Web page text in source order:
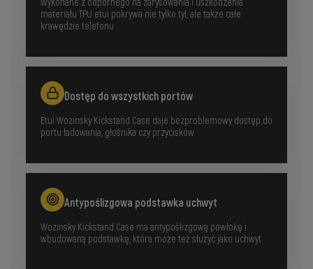
materiału TPU etui pokrywa nie tylko tył, ale także całe
krawędzie telefonu
Dostęp do wszystkich portów
Etui Wozinsky Kickstand Case daje bezproblemowy dostęp do
portu ładowania, głośnika czy przycisków
Antypoślizgowa podstawka uchwyt
Wozinsky Kickstand Case ma antypoślizgową powłokę i
wbudowaną podstawkę, która może też służyć jako uchwyt